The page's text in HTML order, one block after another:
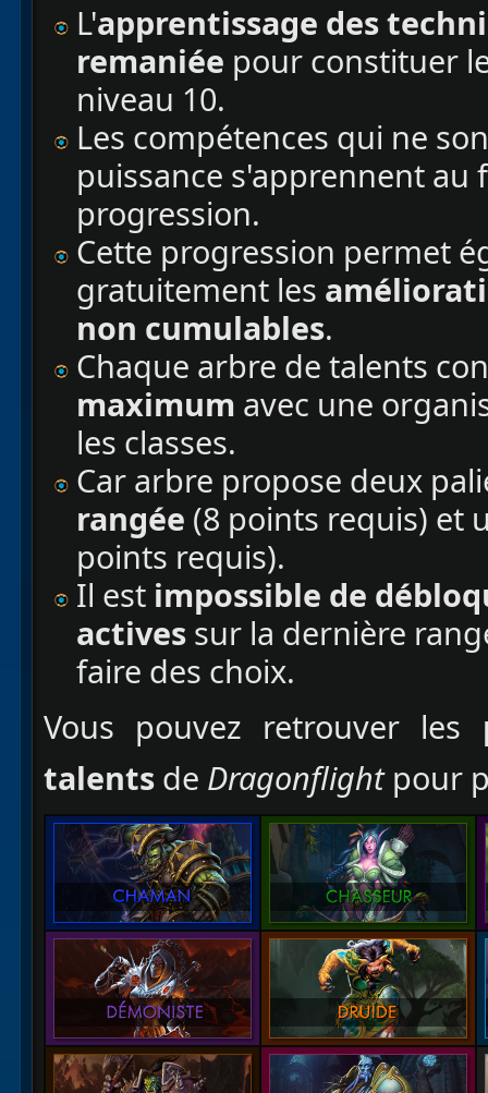
L'apprentissage des
remaniée pour constituer
niveau 10.
Les compétences qui ne
puissance s'apprennent au
progression.
Cette progression permet
gratuitement les
non cumulables.
Chaque arbre de talents
maximum avec une
les classes.
Car arbre propose deux
rangée (8 points requis) et
points requis).
Il est impossible de
actives sur la dernière
faire des choix.
Vous pouvez retrouver les
talents de Dragonflightpour